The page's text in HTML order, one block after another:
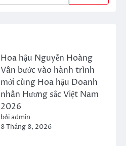
Hoa hậu Nguyễn Hoàng
Vân bước vào hành trình
mới cùng Hoa hậu Doanh
nhân Hương sắc Việt Nam
2026
bởi admin
8 Tháng 8, 2026